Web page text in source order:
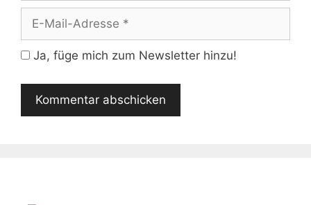
Mail-
Adresse
Ja, füge mich zum Newsletter hinzu!